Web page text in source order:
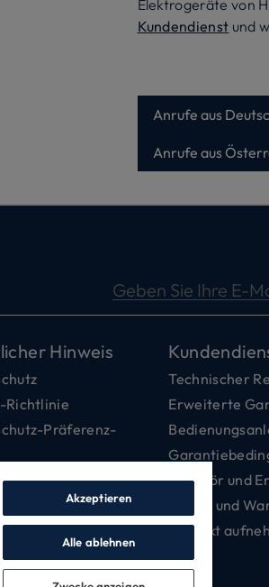
Elektrogeräte von
Kundendienst und
Anrufe aus
Anrufe aus
Geben Sie Ihre E-
Hinweis
Richtlinie
Präferenz-
Technischer
Erweiterte
Zubehör und
Pflege und
Kontakt
Akzeptieren
Alle ablehnen